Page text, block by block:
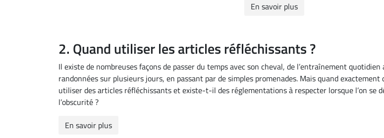
En savoir plus
2. Quand utiliser les articles réfléchissants ?
Il existe de nombreuses façons de passer du temps avec son cheval, de l’entraînement quotidien
randonnées sur plusieurs jours, en passant par de simples promenades. Mais quand
utiliser des articles réfléchissants et existe-t-il des réglementations à respecter lorsque l’on se
l’obscurité ?
En savoir plus